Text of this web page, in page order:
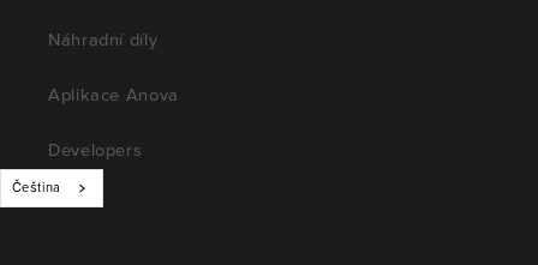
Náhradní díly
Aplikace Anova
Developers
Čeština